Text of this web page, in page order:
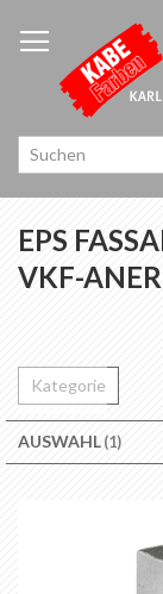
Inhalt
springen
EPS
VKF-
Kategorie
AUSWAHL